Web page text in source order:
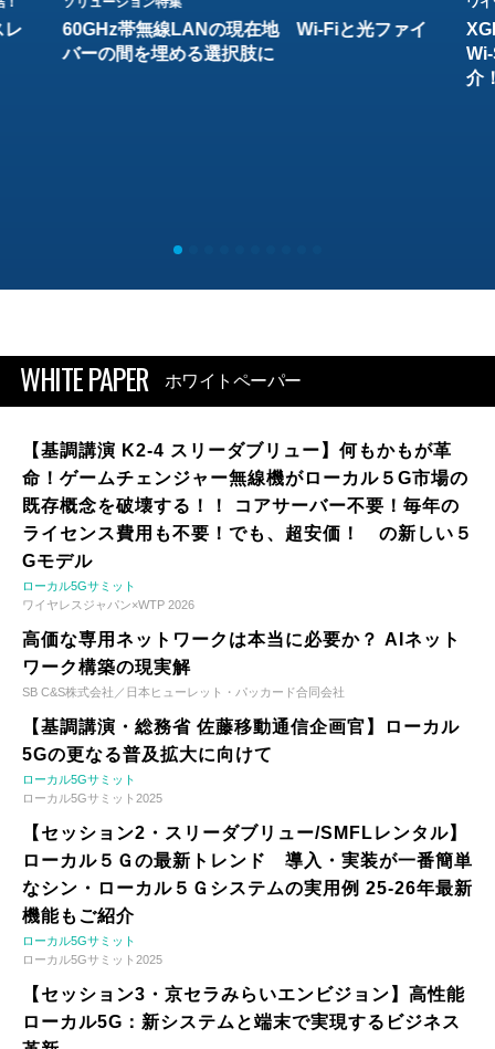
レ
60GHz帯無線LANの現在地 Wi-Fiと光ファイ
バーの間を埋める選択肢に
介
WHITE PAPER ホワイトペーパー
【基調講演 K2-4 スリーダブリュー】何もかもが革
命！ゲームチェンジャー無線機がローカル５G市場の
既存概念を破壊する！！ コアサーバー不要！毎年の
ライセンス費用も不要！でも、超安価！ の新しい５
Gモデル
ローカル5Gサミット
ワイヤレスジャパン×WTP 2026
高価な専用ネットワークは本当に必要か？ AIネット
ワーク構築の現実解
SB C&S株式会社／日本ヒューレット・パッカード合同会社
【基調講演・総務省 佐藤移動通信企画官】ローカル
5Gの更なる普及拡大に向けて
ローカル5Gサミット
ローカル5Gサミット2025
【セッション2・スリーダブリュー/SMFLレンタル】
ローカル５Ｇの最新トレンド 導入・実装が一番簡単
なシン・ローカル５Ｇシステムの実用例 25-26年最新
機能もご紹介
ローカル5Gサミット
ローカル5Gサミット2025
【セッション3・京セラみらいエンビジョン】高性能
ローカル5G：新システムと端末で実現するビジネス